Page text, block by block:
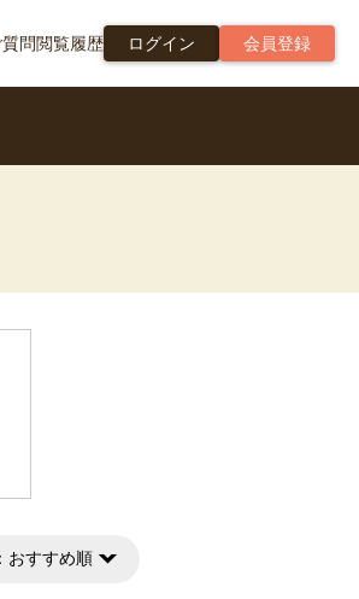
問閲覧履歴 ログイン 会員登録
おすすめ順